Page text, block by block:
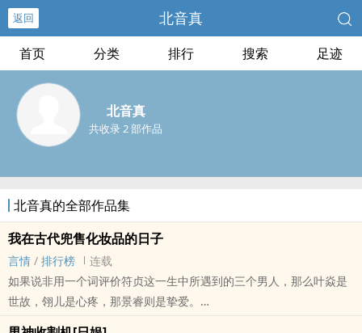
返回 北音真
首页 分类 排行 搜索 足迹
北音真
共收录 2 部作品
北音真的全部作品集
我在古代兜售化妆品的日子
言情 / 排行榜
连载
如果说非用一个词评价符贞这一生中所遇到的三个男人，那么叶焱是
世故，翎儿是心疼，那景睿则是挚爱。